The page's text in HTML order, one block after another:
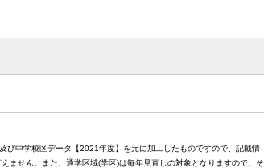
び中学校区データ【2021年度】を元に加工したものですので、記載情
ません。また、通学区域(学区)は毎年見直しの対象となりますので、そ